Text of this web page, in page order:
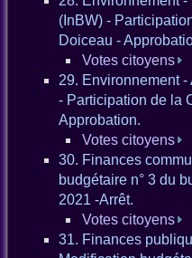
(InBW) -
Doiceau -
Votes citoyens
29. Environnement
- Participation de la
Approbation.
Votes citoyens
30. Finances
budgétaire n° 3 du
2021 -Arrêt.
Votes citoyens
31. Finances